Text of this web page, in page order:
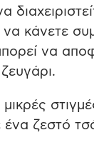
κάνετε
να
ένα ζεστό